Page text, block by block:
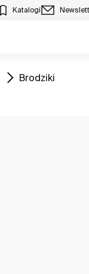
Katalogi
Zobacz
Brodziki